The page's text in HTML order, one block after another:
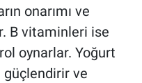
onarımı ve
B vitaminleri ise
oynarlar. Yoğurt
güçlendirir ve